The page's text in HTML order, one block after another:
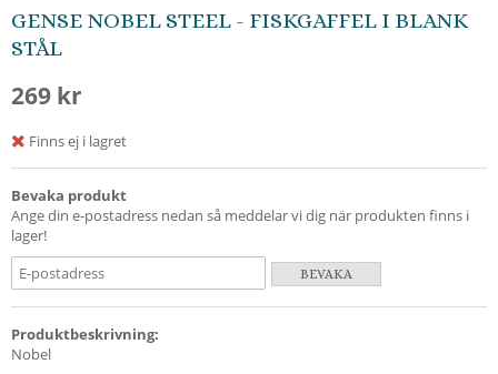
GENSE NOBEL STEEL - FISKGAFFEL I BLANK
STÅL
269 kr
Finns ej i lagret
Bevaka produkt
Ange din e-postadress nedan så meddelar vi dig när produkten finns i
lager!
BEVAKA
Produktbeskrivning:
Nobel